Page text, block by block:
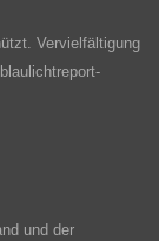
Vervielfältigung
und der